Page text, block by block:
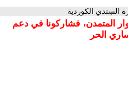
السِندي الكوردية
المتمدن، فشاركونا في دعم
الحر